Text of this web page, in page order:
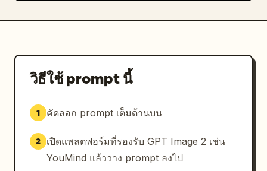
วิธีใช้ prompt นี้
1 คัดลอก prompt เต็มด้านบน
2
เปิดแพลตฟอร์มที่รองรับ GPT Image 2 เช่น
YouMind แล้ววาง prompt ลงไป